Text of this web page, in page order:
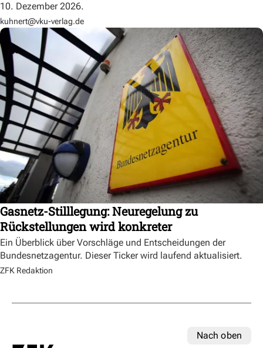
10. Dezember 2026.
kuhnert@vku-verlag.de
Gasnetz-Stilllegung: Neuregelung zu
Rückstellungen wird konkreter
Ein Überblick über Vorschläge und Entscheidungen der
Bundesnetzagentur. Dieser Ticker wird laufend aktualisiert.
ZFK Redaktion
Nach oben